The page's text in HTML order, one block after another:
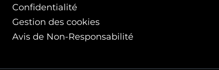
Confidentialité
Gestion des cookies
Avis de Non-Responsabilité